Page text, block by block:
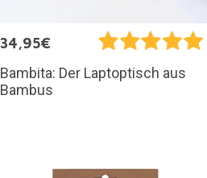
34,95€
Bambita: Der Laptoptisch aus
Bambus